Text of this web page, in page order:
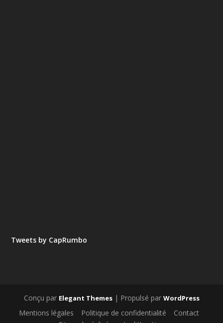
Tweets by CapRumbo
Conçu par Elegant Themes| Propulsé par WordPress
Mentions légales Politique de confidentialité
Contact